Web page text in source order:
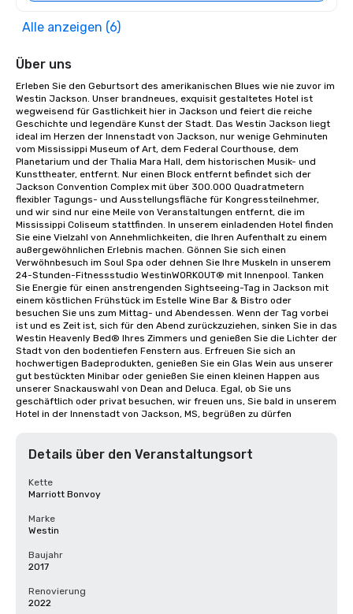
Alle anzeigen (6)
Über uns
Erleben Sie den Geburtsort des amerikanischen Blues wie nie zuvor im
Westin Jackson. Unser brandneues, exquisit gestaltetes Hotel ist
wegweisend für Gastlichkeit hier in Jackson und feiert die reiche
Geschichte und legendäre Kunst der Stadt. Das Westin Jackson liegt
ideal im Herzen der Innenstadt von Jackson, nur wenige Gehminuten
vom Mississippi Museum of Art, dem Federal Courthouse, dem
Planetarium und der Thalia Mara Hall, dem historischen Musik- und
Kunsttheater, entfernt. Nur einen Block entfernt befindet sich der
Jackson Convention Complex mit über 300.000 Quadratmetern
flexibler Tagungs- und Ausstellungsfläche für Kongressteilnehmer,
und wir sind nur eine Meile von Veranstaltungen entfernt, die im
Mississippi Coliseum stattfinden. In unserem einladenden Hotel finden
Sie eine Vielzahl von Annehmlichkeiten, die Ihren Aufenthalt zu einem
außergewöhnlichen Erlebnis machen. Gönnen Sie sich einen
Verwöhnbesuch im Soul Spa oder dehnen Sie Ihre Muskeln in unserem
24-Stunden-Fitnessstudio WestinWORKOUT® mit Innenpool. Tanken
Sie Energie für einen anstrengenden Sightseeing-Tag in Jackson mit
einem köstlichen Frühstück im Estelle Wine Bar & Bistro oder
besuchen Sie uns zum Mittag- und Abendessen. Wenn der Tag vorbei
ist und es Zeit ist, sich für den Abend zurückzuziehen, sinken Sie in das
Westin Heavenly Bed® Ihres Zimmers und genießen Sie die Lichter der
Stadt von den bodentiefen Fenstern aus. Erfreuen Sie sich an
hochwertigen Badeprodukten, genießen Sie ein Glas Wein aus unserer
gut bestückten Minibar oder genießen Sie einen kleinen Happen aus
unserer Snackauswahl von Dean and Deluca. Egal, ob Sie uns
geschäftlich oder privat besuchen, wir freuen uns, Sie bald in unserem
Hotel in der Innenstadt von Jackson, MS, begrüßen zu dürfen
Details über den Veranstaltungsort
Kette
Marriott Bonvoy
Marke
Westin
Baujahr
2017
Renovierung
2022